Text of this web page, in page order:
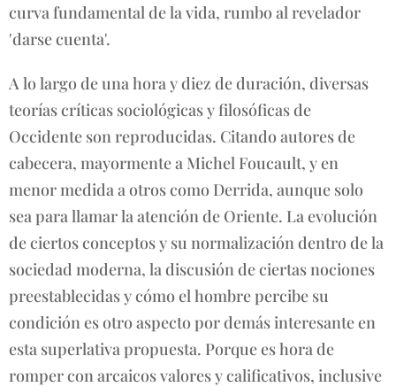
curva fundamental de la vida, rumbo al revelador
'darse cuenta'.
A lo largo de una hora y diez de duración, diversas
teorías críticas sociológicas y filosóficas de
Occidente son reproducidas. Citando autores de
cabecera, mayormente a Michel Foucault, y en
menor medida a otros como Derrida, aunque solo
sea para llamar la atención de Oriente. La evolución
de ciertos conceptos y su normalización dentro de la
sociedad moderna, la discusión de ciertas nociones
preestablecidas y cómo el hombre percibe su
condición es otro aspecto por demás interesante en
esta superlativa propuesta. Porque es hora de
romper con arcaicos valores y calificativos, inclusive